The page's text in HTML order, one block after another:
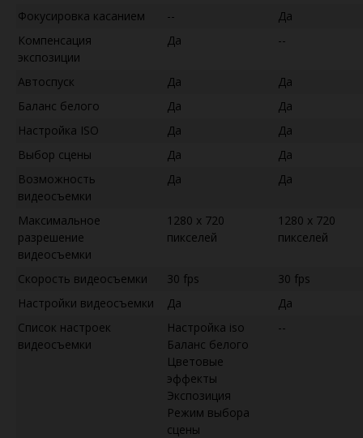
Фокусировка касанием --
Да
Компенсация
экспозиции
Да --
Автоспуск Да
Да
Баланс белого
Да
Да
Настройка ISO
Да
Да
Выбор сцены
Да
Да
Возможность
видеосъемки
Да Да
Максимальное
разрешение
видеосъемки
1280 x 720
пикселей
1280 x 720
пикселей
Скорость видеосъемки 30 fps
30 fps
Настройки видеосъемки
Да
Да
Список настроек
видеосъемки
Настройка iso
Баланс белого
Цветовые
эффекты
Экспозиция
Режим выбора
сцены
--